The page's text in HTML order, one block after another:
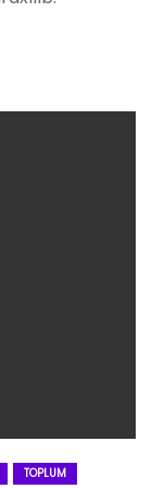
TOPLUM